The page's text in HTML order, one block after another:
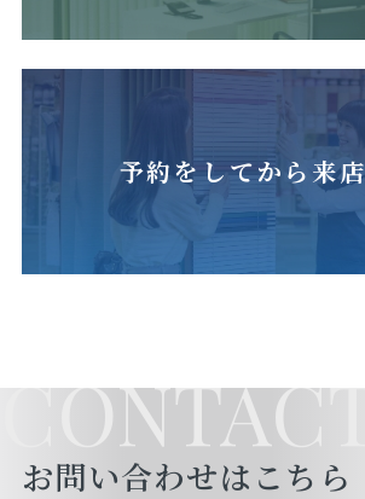
予約をしてから来
CONTACT
お問い合わせはこちら